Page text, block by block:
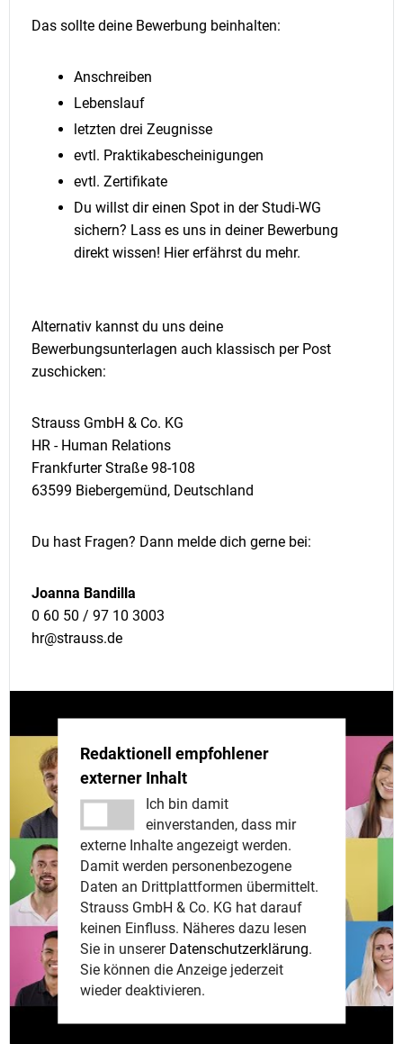
Das sollte deine Bewerbung beinhalten:
Anschreiben
Lebenslauf
letzten drei Zeugnisse
evtl. Praktikabescheinigungen
evtl. Zertifikate
Du willst dir einen Spot in der Studi-WG
sichern? Lass es uns in deiner Bewerbung
direkt wissen! Hier erfährst du mehr.
Alternativ kannst du uns deine
Bewerbungsunterlagen auch klassisch per Post
zuschicken:
Strauss GmbH & Co. KG
HR - Human Relations
Frankfurter Straße 98-108
63599 Biebergemünd, Deutschland
Du hast Fragen? Dann melde dich gerne bei:
Joanna Bandilla
0 60 50 / 97 10 3003
hr@strauss.de
Redaktionell empfohlener
externer Inhalt
Ich bin damit
einverstanden, dass mir
externe Inhalte angezeigt werden.
Damit werden personenbezogene
Daten an Drittplattformen übermittelt.
Strauss GmbH & Co. KG hat darauf
keinen Einfluss. Näheres dazu lesen
Sie in unserer Datenschutzerklärung.
Sie können die Anzeige jederzeit
wieder deaktivieren.